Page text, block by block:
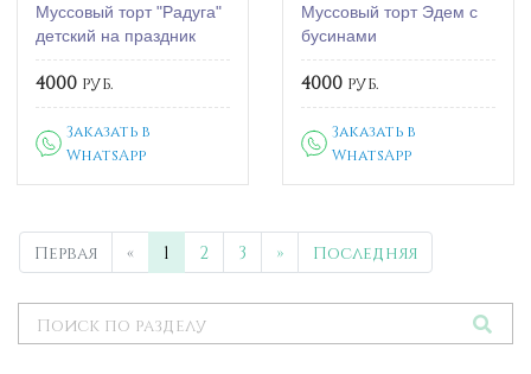
Муссовый торт "Радуга"
детский на праздник
4000 руб.
Заказать в
WhatsApp
Муссовый торт Эдем с
бусинами
4000 руб.
Заказать в
WhatsApp
Первая « 1 2 3 » Последняя